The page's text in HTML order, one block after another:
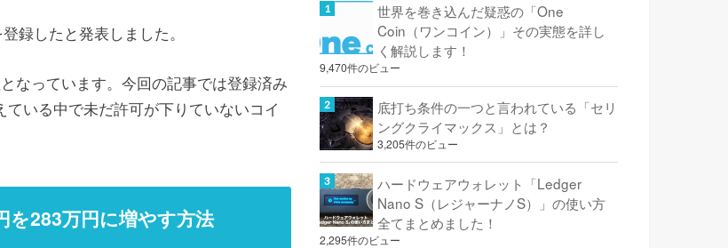
録したと発表しました。
なっています。今回の記事では登録済み
いる中で未だ許可が下りていないコイ
を283万円に増やす方法
世界を巻き込んだ疑惑の「One
Coin（ワンコイン）」その実態を詳し
く解説します！
9,470件のビュー
底打ち条件の一つと言われている「セリ
ングクライマックス」とは？
3,205件のビュー
ハードウェアウォレット「Ledger
Nano S（レジャーナノS）」の使い方
全てまとめました！
2,295件のビュー